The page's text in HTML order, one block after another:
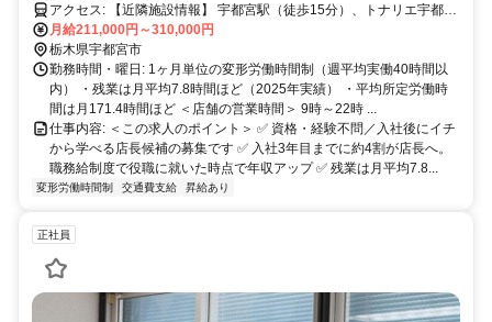
アクセス: 【近隣施設情報】 宇都宮駅（徒歩15分）、トナリエ宇都宮
（徒歩10分）、宇都宮記念病院（車3分） 【近隣学校情報】 宇都宮
大学・峰C（車5分）、宇都宮ビジネス電子専門学校（徒歩5分）
月給211,000円～310,000円
栃木県宇都宮市
勤務時間・曜日: 1ヶ月単位の変形労働時間制（週平均実働40時間以
内） ・残業は月平均7.8時間ほど（2025年実績） ・平均所定労働時
間は月171.4時間ほど ＜店舗の営業時間＞ 9時～22時 ...
仕事内容: ＜この求人のポイント＞ ✅ 資格・経験不問／入社後にイチ
から学べる店長候補の募集です ✅ 入社3年目までに約4割が店長へ。
職務給制度で役職に就いた時点で年収アップ ✅ 残業は月平均7.8...
変形労働時間制 交通費支給 昇給あり
正社員